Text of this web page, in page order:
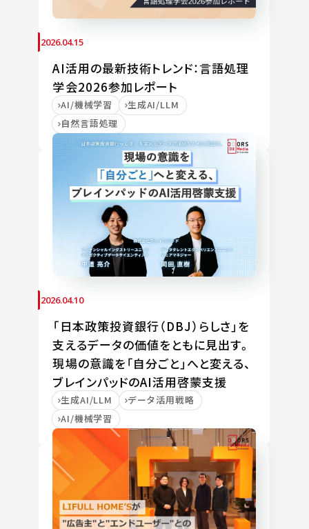
2026.04.15
AI活用の最新技術トレンド：言語処理
学会2026参加レポート
AI/機械学習
生成AI/LLM
自然言語処理
2026.04.10
「日本政策投資銀行（DBJ）らしさ」を
支えるデータの価値をともに見出す。
現場の意識を「自分ごと」へと変える、
ブレインパッドのAI活用啓蒙支援
生成AI/LLM
データ活用戦略
AI/機械学習